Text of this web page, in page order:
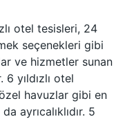
otel tesisleri, 24
seçenekleri gibi
ve hizmetler sunan
yıldızlı otel
havuzlar gibi en
ayrıcalıklıdır. 5